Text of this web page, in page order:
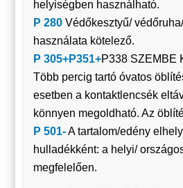
helyiségben használható.
P 280 Védőkesztyű/
használata kötelező.
P 305+P351+P338 SZEMBE
Több percig tartó óvatos
esetben a kontaktlencsék
könnyen megoldható. Az
P 501-A tartalom/edény
hulladékként: a helyi/
megfelelően.